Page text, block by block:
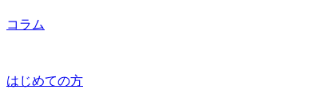
コラム
はじめての方